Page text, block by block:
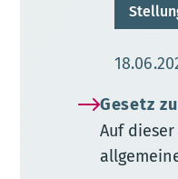
Gesetz
Auf